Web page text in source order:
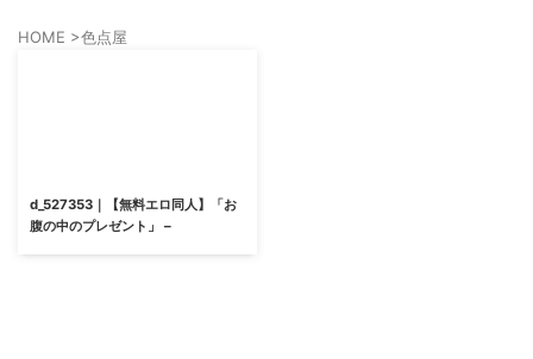
HOME >色点屋
d_527353｜【無料エロ同人】「お
腹の中のプレゼント」 –